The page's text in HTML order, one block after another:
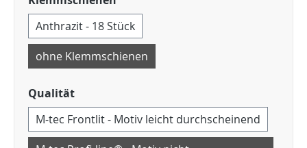
Anthrazit - 18 Stück
ohne Klemmschienen
Qualität
M-tec Frontlit - Motiv leicht durchscheinend